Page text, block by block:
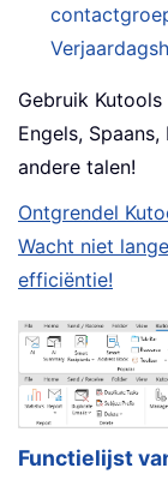
Gebruik
Engels,
andere talen!
Ontgrendel
Wacht niet
efficiëntie!
Functielijst